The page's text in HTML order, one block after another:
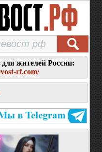
жителей России:
rf.com/